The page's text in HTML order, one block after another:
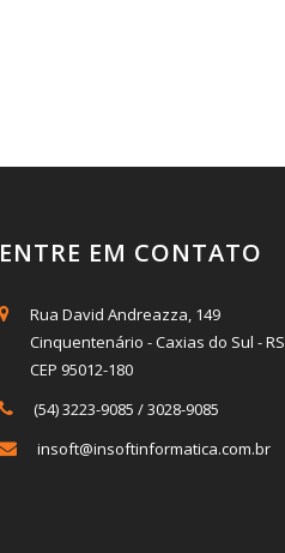
ENTRE EM CONTATO
Rua David Andreazza, 149
Cinquentenário - Caxias do Sul - RS
CEP 95012-180
(54) 3223-9085 /3028-9085
insoft@insoftinformatica.com.br